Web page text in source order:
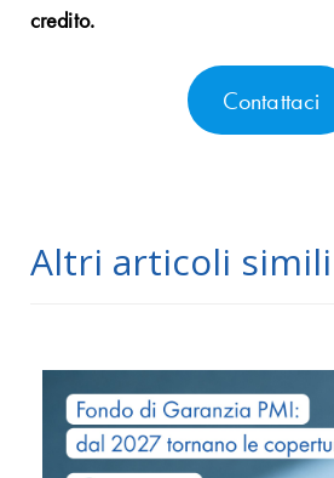
credito.
Contattaci
Altri articoli simili